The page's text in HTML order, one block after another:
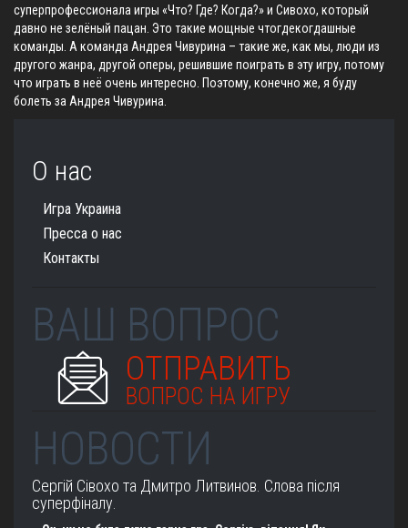
суперпрофессионала игры «Что? Где? Когда?» и Сивохо, который
давно не зелёный пацан. Это такие мощные чтогдекогдашные
команды. А команда Андрея Чивурина – такие же, как мы, люди из
другого жанра, другой оперы, решившие поиграть в эту игру, потому
что играть в неё очень интересно. Поэтому, конечно же, я буду
болеть за Андрея Чивурина.
О нас
Игра Украина
Пресса о нас
Контакты
ВАШ ВОПРОС
ОТПРАВИТЬ
ВОПРОС НА ИГРУ
НОВОСТИ
Сергій Сівохо та Дмитро Литвинов. Слова після
суперфіналу.